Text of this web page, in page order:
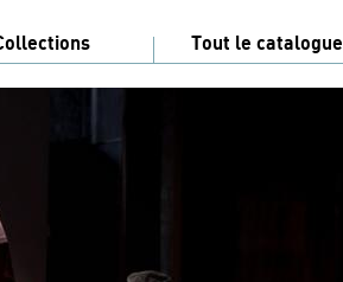
Tout le catalogue